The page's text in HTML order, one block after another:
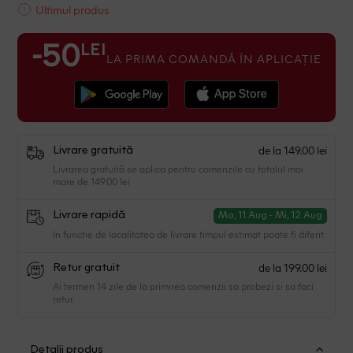
Ultimul produs
-50 LEI LA PRIMA COMANDĂ ÎN APLICAȚIE
Livrare gratuită de la 149.00 lei
Livrarea gratuită se aplica pentru comenzile cu totalul mai
mare de 149.00 lei
Livrare rapidă Ma, 11 Aug - Mi, 12 Aug
In functie de localitatea de livrare timpul estimat poate fi diferit.
Retur gratuit de la 199.00 lei
Ai termen 14 zile de la primirea comenzii sa probezi si sa faci
retur.
Detalii produs